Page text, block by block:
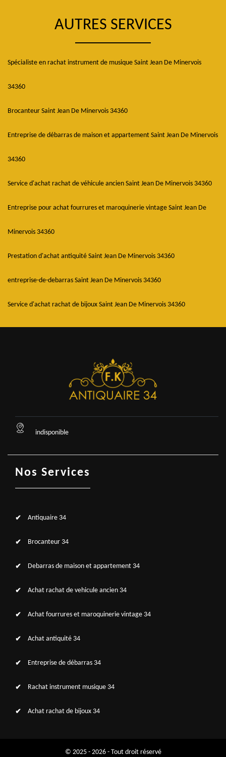
AUTRES SERVICES
Spécialiste en rachat instrument de musique Saint Jean De Minervois
34360
Brocanteur Saint Jean De Minervois 34360
Entreprise de débarras de maison et appartement Saint Jean De Minervois
34360
Service d'achat rachat de véhicule ancien Saint Jean De Minervois 34360
Entreprise pour achat fourrures et maroquinerie vintage Saint Jean De
Minervois 34360
Prestation d'achat antiquité Saint Jean De Minervois 34360
entreprise-de-debarras Saint Jean De Minervois 34360
Service d'achat rachat de bijoux Saint Jean De Minervois 34360
indisponible
Nos Services
Antiquaire 34
Brocanteur 34
Debarras de maison et appartement 34
Achat rachat de vehicule ancien 34
Achat fourrures et maroquinerie vintage 34
Achat antiquité 34
Entreprise de débarras 34
Rachat instrument musique 34
Achat rachat de bijoux 34
© 2025 - 2026 - Tout droit réservé